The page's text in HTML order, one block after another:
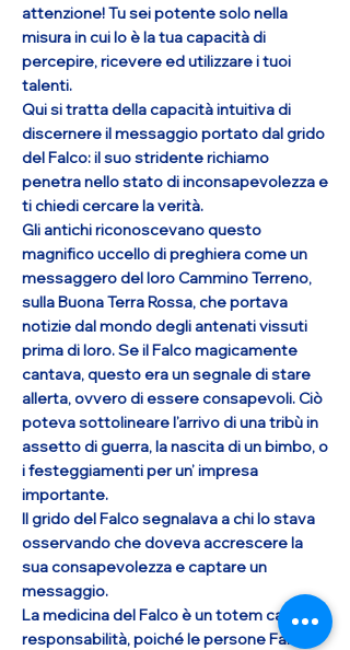
attenzione! Tu sei potente solo nella
misura in cui lo è la tua capacità di
percepire, ricevere ed utilizzare i tuoi
talenti.
Qui si tratta della capacità intuitiva di
discernere il messaggio portato dal grido
del Falco: il suo stridente richiamo
penetra nello stato di inconsapevolezza e
ti chiedi cercare la verità.
Gli antichi riconoscevano questo
magnifico uccello di preghiera come un
messaggero del loro Cammino Terreno,
sulla Buona Terra Rossa, che portava
notizie dal mondo degli antenati vissuti
prima di loro. Se il Falco magicamente
cantava, questo era un segnale di stare
allerta, ovvero di essere consapevoli. Ciò
poteva sottolineare l’arrivo di una tribù in
assetto di guerra, la nascita di un bimbo, o
i festeggiamenti per un’ impresa
importante.
Il grido del Falco segnalava a chi lo stava
osservando che doveva accrescere la
sua consapevolezza e captare un
messaggio.
La medicina del Falco è un totem carico di
responsabilità, poiché le persone Falco